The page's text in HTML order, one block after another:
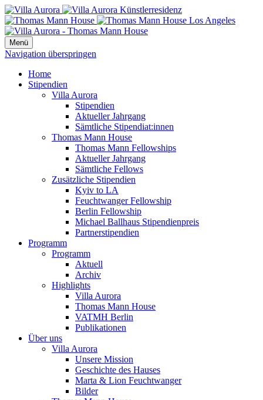
Menü
Navigation überspringen
Home
Stipendien
Villa Aurora
Stipendien
Aktueller Jahrgang
Sämtliche Stipendiat:innen
Thomas Mann House
Thomas Mann Fellowships
Aktueller Jahrgang
Sämtliche Fellows
Zusätzliche Stipendien
Kyiv to LA
Feuchtwanger Fellowship
Berlin Fellowship
Michael Ballhaus Stipendienpreis
Partnerstipendien
Programm
Programm
Aktuell
Archiv
Highlights
Villa Aurora
Thomas Mann House
VATMH Berlin
Publikationen
Über uns
Villa Aurora
Unsere Mission
Geschichte des Hauses
Marta & Lion Feuchtwanger
Bilder